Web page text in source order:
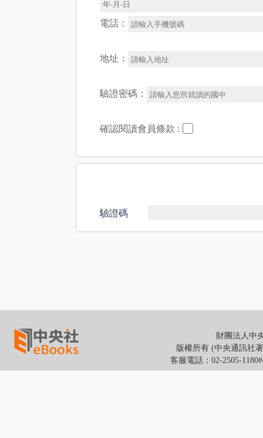
電話：
地址：
驗證密碼：
確認閱讀會員條款 :
驗證碼
財團法人中
版權所有 (中央通訊社
客服電話：02-2505-